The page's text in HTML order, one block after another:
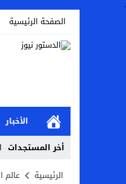
.
الصفحة الرئيسية
الأخبار
أخر المستجدات
الرئيسية عالم